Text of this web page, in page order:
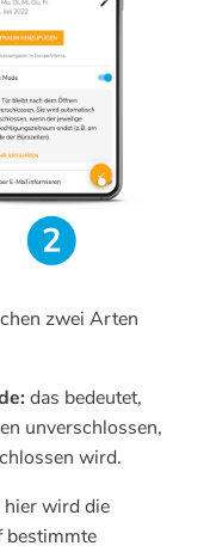
zwei Arten
das bedeutet,
unverschlossen,
wird.
hier wird die
bestimmte